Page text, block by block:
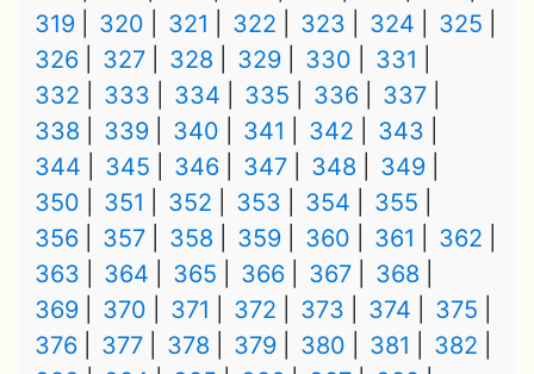
319
320 321 322 323 324
325
326
327 328 329 330
331
332
333 334 335 336
337
338
339 340 341 342
343
344
345 346 347 348
349
350
351 352 353 354
355
356
357 358 359 360 361
362
363
364 365 366 367
368
369
370 371 372 373 374
375
376
377 378 379 380 381
382